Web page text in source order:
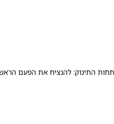
התינוק: להנציח את הפעם